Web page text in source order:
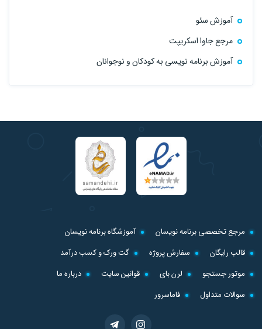
آموزش سئو
مرجع جاوا اسکریپت
آموزش برنامه نویسی به کودکان و نوجوانان
مرجع تخصصی برنامه نویسان
آموزشگاه برنامه نویسان
قالب رایگان
سفارش پروژه
گت ورک و کسب درآمد
موتور جستجو
لرن بای قوانین سایت
درباره ما
سوالات متداول
فاماسرور